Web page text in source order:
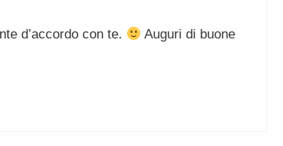
d’accordo con te.
Auguri di buone